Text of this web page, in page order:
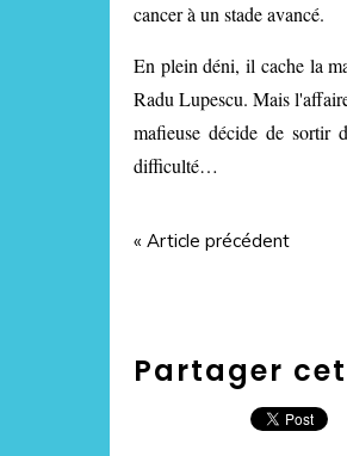
cancer à un stade avancé.
En plein déni, il cache la
Radu Lupescu. Mais
mafieuse décide de sortir
difficulté…
« Article précédent
Partager